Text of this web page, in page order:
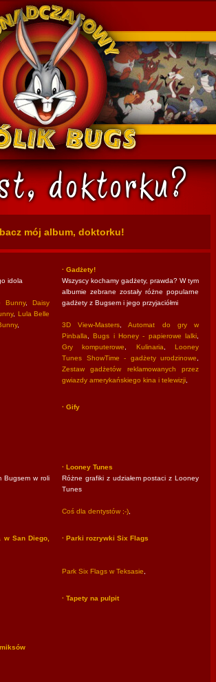
mój album, doktorku!
idola
Bunny, Daisy
, Lula Belle
,
· Gadżety!
Wszyscy kochamy gadżety, prawda? W tym
albumie zebrane zostały różne popularne
gadżety z Bugsem i jego przyjaciółmi
3D View-Masters ,Automat do gry w
Pinballa ,Bugs i Honey - papierowe lalki
Gry komputerowe
Kulinaria ,Looney
Tunes ShowTime - gadżety urodzinowe
Zestaw gadżetów reklamowanych przez
gwiazdy amerykańskiego kina i telewizji
· Gify
Bugsem w roli
· Looney Tunes
Różne grafiki z udziałem postaci z Looney
Tunes
Coś dla dentystów ;-)
w San Diego,
· Parki rozrywki Six Flags
Park Six Flags w Teksasie
· Tapety na pulpit